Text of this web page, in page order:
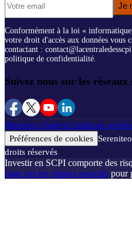
Je
Conformément à la loi «
votre droit d'accès aux données vous
contactant :
politique de confidentialité.
Suivez nous sur les réseaux
Mentions légalesConditions
Préférences de cookies
droits réservés
Investir en SCPI comporte des
page sur les risques associés pour